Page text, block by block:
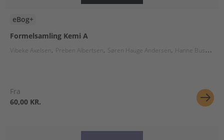
eBog+
Formelsamling Kemi A
Vibeke Axelsen Preben Albertsen Søren Hauge Andersen Hanne Busk
Fra
60,00 KR.